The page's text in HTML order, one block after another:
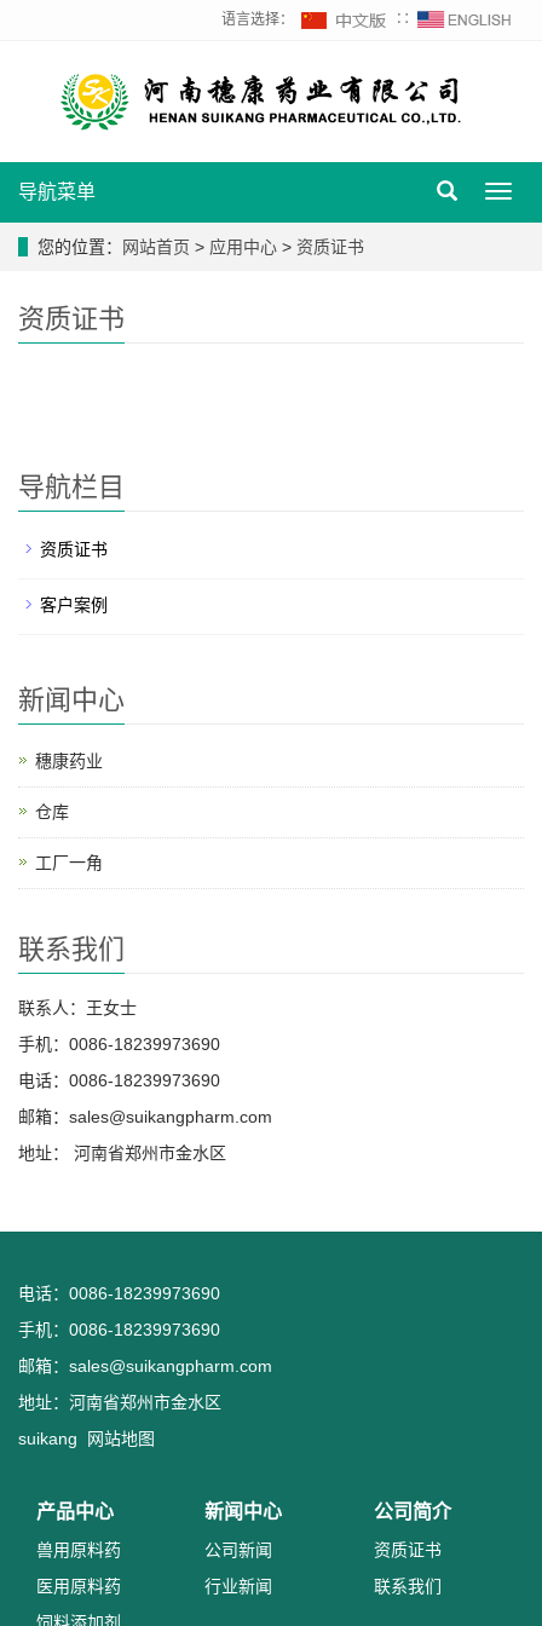
语言选择： ∷
导航菜单
您的位置： 网站首页 > 应用中心 > 资质证书
资质证书
导航栏目
资质证书
客户案例
新闻中心
穗康药业
仓库
工厂一角
联系我们
联系人：王女士
手机：0086-18239973690
电话：0086-18239973690
邮箱： sales@suikangpharm.com
地址： 河南省郑州市金水区
电话：0086-18239973690
手机：0086-18239973690
邮箱： sales@suikangpharm.com
地址：河南省郑州市金水区
suikang
网站地图
产品中心
兽用原料药
医用原料药
新闻中心
公司新闻
行业新闻
公司简介
资质证书
联系我们